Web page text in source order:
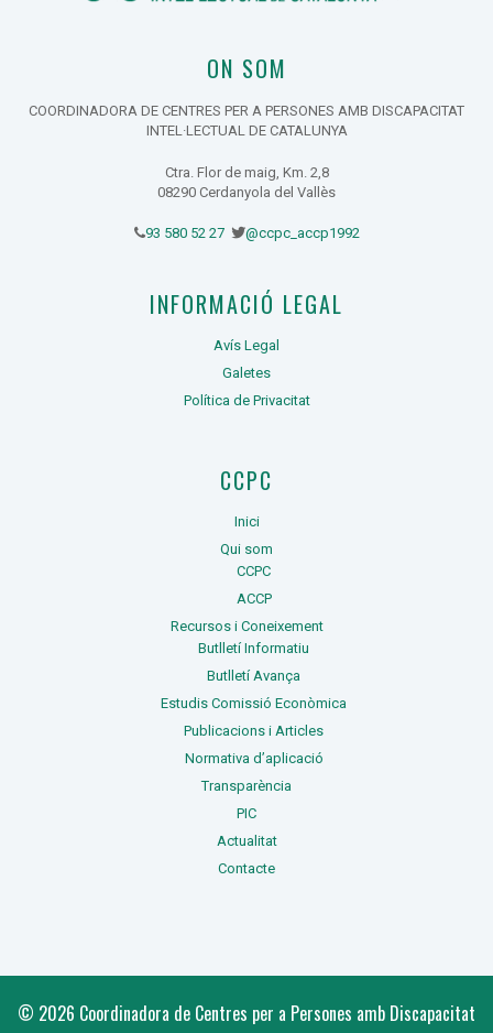
ON SOM
COORDINADORA DE CENTRES PER A PERSONES AMB DISCAPACITAT
INTEL·LECTUAL DE CATALUNYA
Ctra. Flor de maig, Km. 2,8
08290 Cerdanyola del Vallès
93 580 52 27 @ccpc_accp1992
INFORMACIÓ LEGAL
Avís Legal
Galetes
Política de Privacitat
CCPC
Inici
Qui som
CCPC
ACCP
Recursos i Coneixement
Butlletí Informatiu
Butlletí Avança
Estudis Comissió Econòmica
Publicacions i Articles
Normativa d’aplicació
Transparència
PIC
Actualitat
Contacte
© 2026 Coordinadora de Centres per a Persones amb Discapacitat